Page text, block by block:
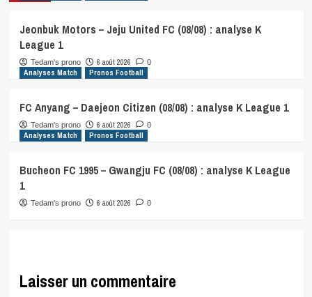
Jeonbuk Motors – Jeju United FC (08/08) : analyse K
League 1
Tedam's prono 6 août 2026 0
Analyses Match Pronos Football
FC Anyang – Daejeon Citizen (08/08) : analyse K League 1
Tedam's prono 6 août 2026 0
Analyses Match Pronos Football
Bucheon FC 1995 – Gwangju FC (08/08) : analyse K League
1
Tedam's prono 6 août 2026 0
Laisser un commentaire